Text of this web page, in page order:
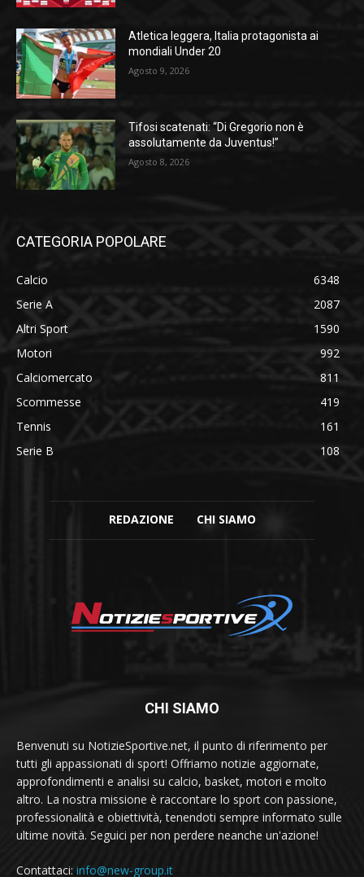
Atletica leggera, Italia protagonista ai
mondiali Under 20
Agosto 9, 2026
Tifosi scatenati: “Di Gregorio non è
assolutamente da Juventus!”
Agosto 8, 2026
CATEGORIA POPOLARE
Calcio
6348
Serie A
2087
Altri Sport
1590
Motori
992
Calciomercato
811
Scommesse
419
Tennis
161
Serie B
108
REDAZIONE CHI SIAMO
CHI SIAMO
Benvenuti su NotizieSportive.net, il punto di riferimento per
tutti gli appassionati di sport! Offriamo notizie aggiornate,
approfondimenti e analisi su calcio, basket, motori e molto
altro. La nostra missione è raccontare lo sport con passione,
professionalità e obiettività, tenendoti sempre informato sulle
ultime novità. Seguici per non perdere neanche un'azione!
Contattaci: info@new-group.it